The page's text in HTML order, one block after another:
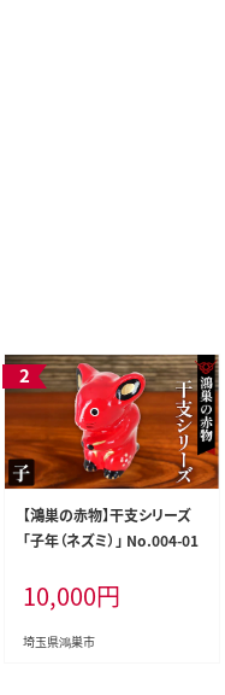
【鴻巣の赤物】干支シリーズ
「子年（ネズミ）」 No.004-01
10,000円
埼玉県鴻巣市